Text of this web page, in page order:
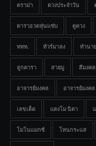
ดราม่า ดวงประจำวัน
ดาราอวดหุ่นแซ่บ ดูดวง
ททท. ทัวร์มาลง ทำนา
ลูกดารา สายมู สีมงคล
อาจารย์มงคล อาจารย์มงค
เลขเด็ด แตงโม นิดา
โมโนแมกซ์ โหนกระแส